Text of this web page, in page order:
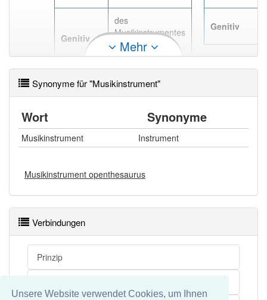
Unsere Website verwendet Cookies, um Ihnen
Genitiv
des
Musikinstrumentes
, des
Musikinstruments
Genitiv
Mehr
Synonyme für "Musikinstrument"
Wort Synonyme
Musikinstrument Instrument
Musikinstrument openthesaurus
Verbindungen
Prinzip